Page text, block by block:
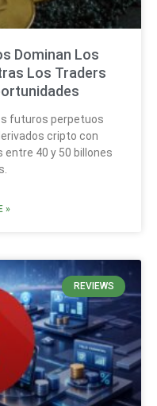
Dominan Los
Los Traders
futuros perpetuos
cripto con
40 y 50 billones
»
REVIEWS